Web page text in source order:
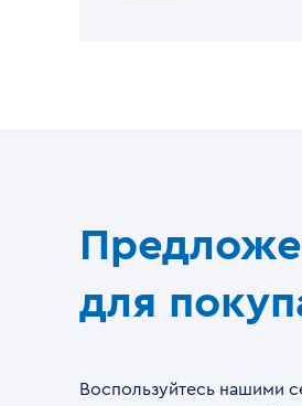
для
Воспользуйтесь нашими